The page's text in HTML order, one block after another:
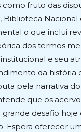
como fruto das
Biblioteca
o que inclui
dos termos
e seu
da
pela narrativa
que os
desafio
Espera oferecer